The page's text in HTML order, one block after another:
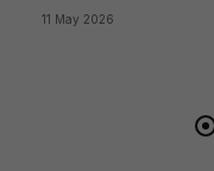
11 May 2026